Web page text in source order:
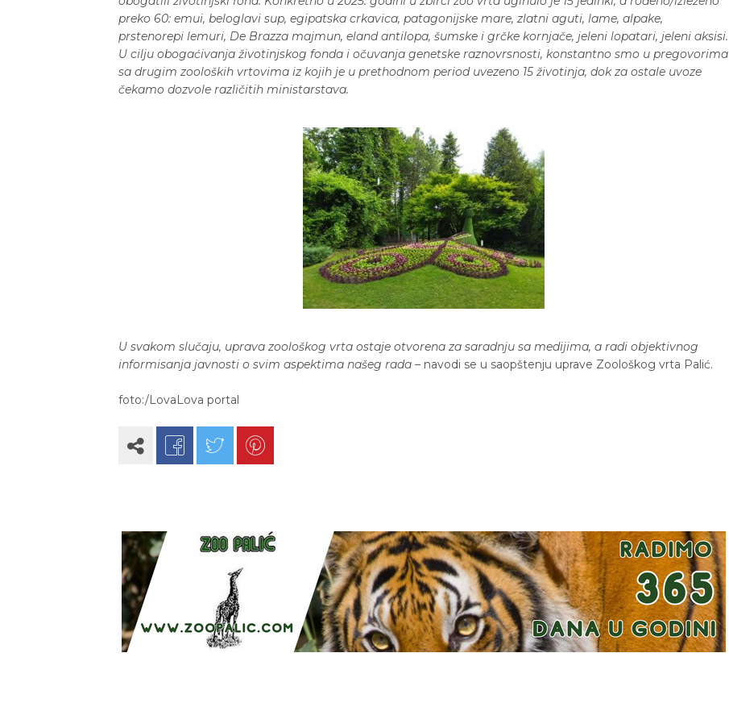
preko 60: emui, beloglavi sup, egipatska crkavica, patagonijske mare, zlatni aguti, lame, alpake,
prstenorepi lemuri, De Brazza majmun, eland antilopa, šumske i grčke kornjače, jeleni lopatari, jeleni aksisi.
U cilju obogaćivanja životinjskog fonda i očuvanja genetske raznovrsnosti, konstantno smo u pregovorima
sa drugim zooloških vrtovima iz kojih je u prethodnom period uvezeno 15 životinja, dok za ostale uvoze
čekamo dozvole različitih ministarstava.
U svakom slučaju, uprava zoološkog vrta ostaje otvorena za saradnju sa medijima, a radi objektivnog
informisanja javnosti o svim aspektima našeg rada – navodi se u saopštenju uprave Zoološkog vrta Palić.
foto:/LovaLova portal